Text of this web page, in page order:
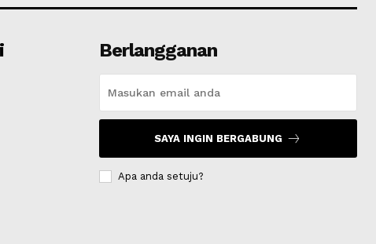
Berlangganan
SAYA INGIN BERGABUNG
Apa anda setuju?